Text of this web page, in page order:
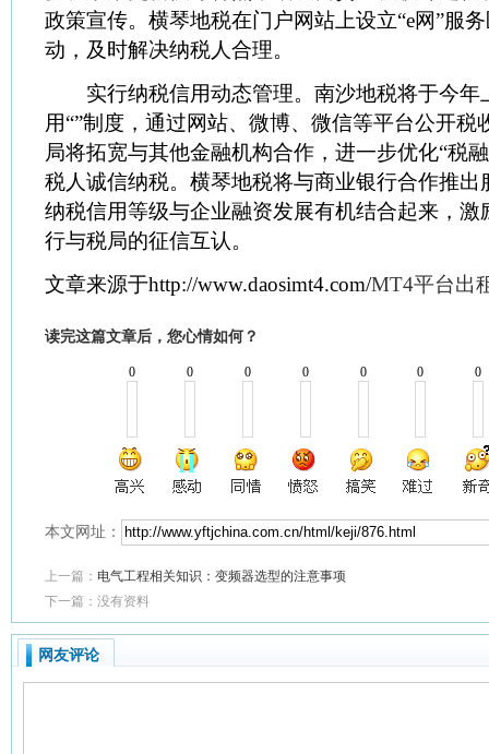
政策宣传。横琴地税在门户网站上设立“e网”服
动，及时解决纳税人合理。
实行纳税信用动态管理。南沙地税将于今年
用“”制度，通过网站、微博、微信等平台公开税
局将拓宽与其他金融机构合作，进一步优化“税
税人诚信纳税。横琴地税将与商业银行合作推出
纳税信用等级与企业融资发展有机结合起来，激
行与税局的征信互认。
文章来源于http://www.daosimt4.com/MT4平台出
读完这篇文章后，您心情如何？
0 0 0 0 0 0 0
本文网址：
上一篇： 电气工程相关知识：变频器选型的注意事项
下一篇：没有资料
网友评论